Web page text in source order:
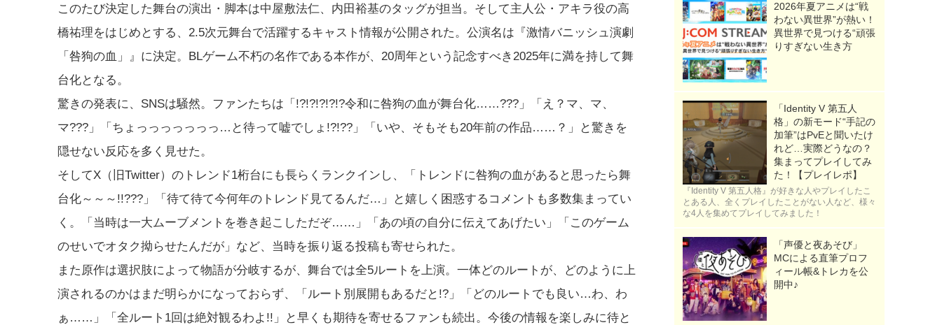
このたび決定した舞台の演出・脚本は中屋敷法仁、内田裕基のタッグが担当。そして主人公・アキラ役の高
橋祐理をはじめとする、2.5次元舞台で活躍するキャスト情報が公開された。公演名は『激情バニッシュ演劇
「咎狗の血」』に決定。BLゲーム不朽の名作である本作が、20周年という記念すべき2025年に満を持して舞
台化となる。
驚きの発表に、SNSは騒然。ファンたちは「!?!?!?!?!?令和に咎狗の血が舞台化……???」「え？マ、マ、
マ???」「ちょっっっっっっっ…と待って嘘でしょ!?!??」「いや、そもそも20年前の作品……？」と驚きを
隠せない反応を多く見せた。
そしてX（旧Twitter）のトレンド1桁台にも長らくランクインし、「トレンドに咎狗の血があると思ったら舞
台化～～～!!???」「待て待て今何年のトレンド見てるんだ…」と嬉しく困惑するコメントも多数集まってい
く。「当時は一大ムーブメントを巻き起こしただぞ……」「あの頃の自分に伝えてあげたい」「このゲーム
のせいでオタク拗らせたんだが」など、当時を振り返る投稿も寄せられた。
また原作は選択肢によって物語が分岐するが、舞台では全5ルートを上演。一体どのルートが、どのように上
演されるのかはまだ明らかになっておらず、「ルート別展開もあるだと!?」「どのルートでも良い…わ、わ
ぁ……」「全ルート1回は絶対観るわよ!!」と早くも期待を寄せるファンも続出。今後の情報を楽しみに待と
2026年夏アニメは“戦
わない異世界”が熱い！
異世界で見つける“頑張
りすぎない生き方
「Identity V 第五人
格」の新モード“手記の
加筆”はPvEと聞いたけ
れど…実際どうなの？
集まってプレイしてみ
た！【プレイレポ】
『Identity V 第五人格』が好きな人やプレイしたこ
とある人、全くプレイしたことがない人など、様々
な4人を集めてプレイしてみました！
「声優と夜あそび」
MCによる直筆プロフ
ィール帳&トレカを公
開中♪